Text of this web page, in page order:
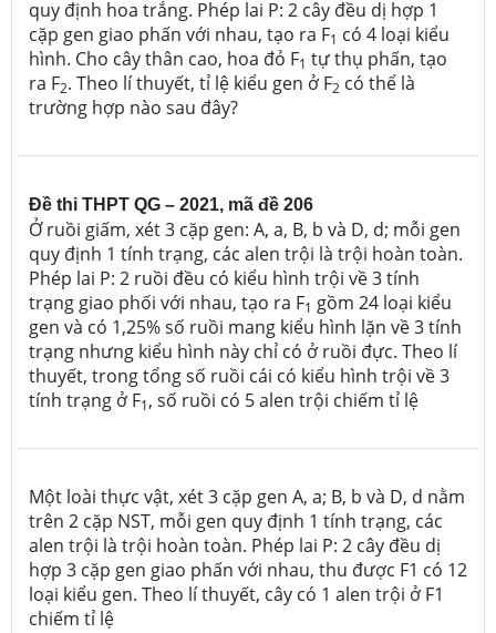
quy định hoa trắng. Phép lai P: 2 cây đều dị hợp 1
cặp gen giao phấn với nhau, tạo ra F1 có 4 loại kiểu
hình. Cho cây thân cao, hoa đỏ F1 tự thụ phấn, tạo
ra F2. Theo lí thuyết, tỉ lệ kiểu gen ở F2 có thể là
trường hợp nào sau đây?
Đề thi THPT QG – 2021, mã đề 206
Ở ruồi giấm, xét 3 cặp gen: A, a, B, b và D, d; mỗi gen
quy định 1 tính trạng, các alen trội là trội hoàn toàn.
Phép lai P: 2 ruồi đều có kiểu hình trội về 3 tính
trạng giao phối với nhau, tạo ra F1 gồm 24 loại kiểu
gen và có 1,25%số ruồi mang kiểu hình lặn về 3 tính
trạng nhưng kiểu hình này chỉ có ở ruồi đực. Theo lí
thuyết, trong tổng số ruồi cái có kiểu hình trội về 3
tính trạng ở F1, số ruồi có 5 alen trội chiếm tỉ lệ
Một loài thực vật, xét 3 cặp gen A, a; B, b và D, d nằm
trên 2 cặp NST, mỗi gen quy định 1 tính trạng, các
alen trội là trội hoàn toàn. Phép lai P: 2 cây đều dị
hợp 3 cặp gen giao phấn với nhau, thu được F1 có 12
loại kiểu gen. Theo lí thuyết, cây có 1 alen trội ở F1
chiếm tỉ lệ